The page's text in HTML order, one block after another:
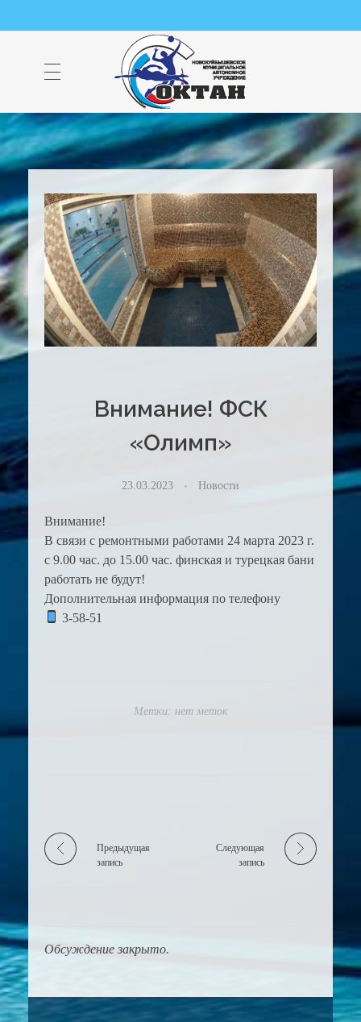
НМАУ "ФОК "ОКТАН" | Официальный сайт
Внимание! ФСК
«Олимп»
23.03.2023 Новости
Внимание!
В связи с ремонтными работами 24 марта 2023 г.
с 9.00 час. до 15.00 час. финская и турецкая бани
работать не будут!
Дополнительная информация по телефону
3-58-51
Метки: нет меток
Предыдущая
запись
Следующая
запись
Обсуждение закрыто.